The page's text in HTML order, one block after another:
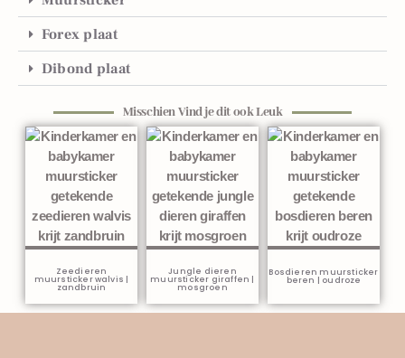
Forex plaat
Dibond plaat
Misschien Vind je dit ook Leuk
Gerelateerde producten
Zeedieren
muursticker walvis |
zandbruin
Jungle dieren
muursticker giraffen |
mosgroen
Bosdieren muursticker
beren | oudroze